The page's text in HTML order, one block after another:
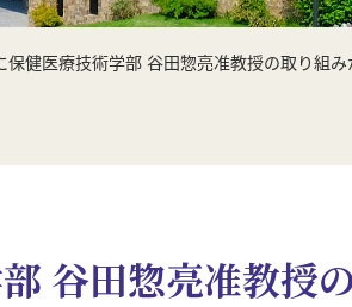
保健医療技術学部 谷田惣亮准教授の取り組み
谷田惣亮准教授